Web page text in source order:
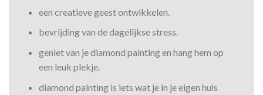
een creatieve geest ontwikkelen.
bevrijding van de dagelijkse stress.
geniet van je diamond painting en hang hem op
een leuk plekje.
diamond painting is iets wat je in je eigen huis